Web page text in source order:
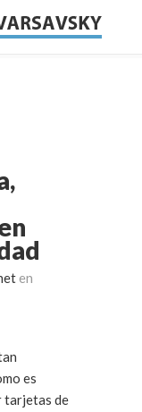
en
es
tarjetas de